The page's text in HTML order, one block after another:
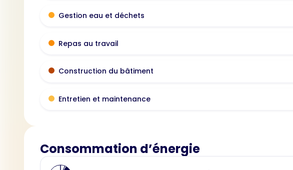
Gestion eau et déchets
Repas au travail
Construction du bâtiment
Entretien et maintenance
Consommation d’énergie